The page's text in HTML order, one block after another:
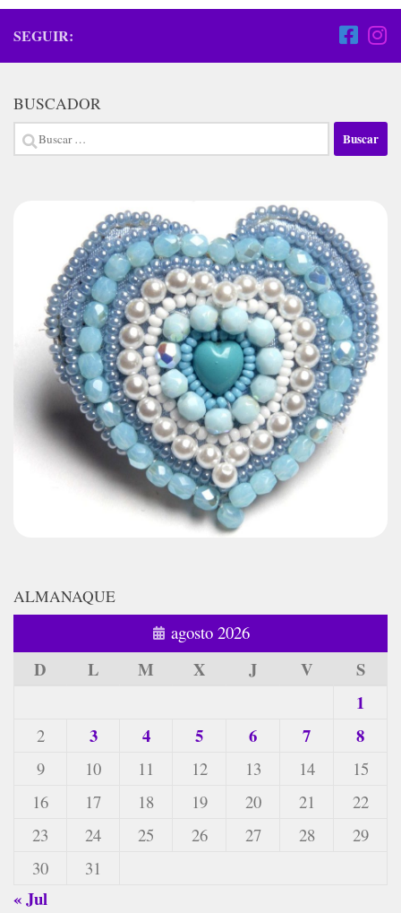
SEGUIR:
BUSCADOR
Buscar:
ALMANAQUE
agosto 2026
D L M X J V
S
1
2 3 4 5 6 7 8
9 10 11 12 13 14
15
16
17 18 19 20 21
22
23
24 25 26 27 28
29
30
31
« Jul